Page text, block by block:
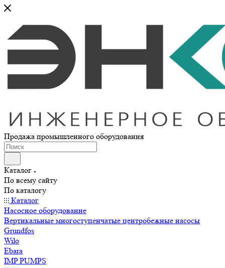
Продажа промышленного оборудования
Каталог
По всему сайту
По каталогу
Каталог
Насосное оборудование
Вертикальные многоступенчатые центробежные насосы
Grundfos
Wilo
Ebara
IMP PUMPS